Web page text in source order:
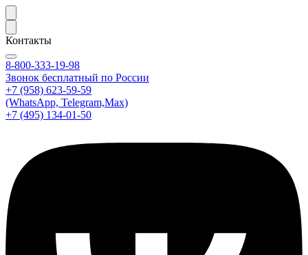
Контакты
8-800-333-19-98
Звонок бесплатный по России
+7 (958) 623-59-59
(WhatsApp, Telegram,Max)
+7 (495) 134-01-50